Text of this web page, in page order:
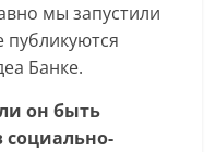
мы запустили
публикуются
Банке.
он быть
социально-